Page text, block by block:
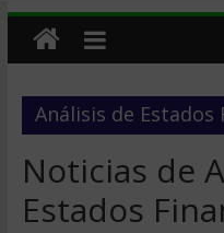
Análisis de Estados
Noticias de
Estados